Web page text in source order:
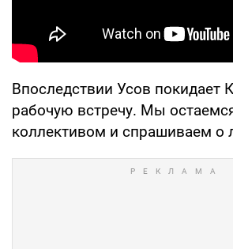
Впоследствии Усов покидает
рабочую встречу. Мы
коллективом и спрашиваем о